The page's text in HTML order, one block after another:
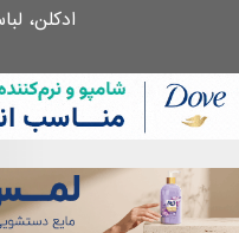
ادکلن،